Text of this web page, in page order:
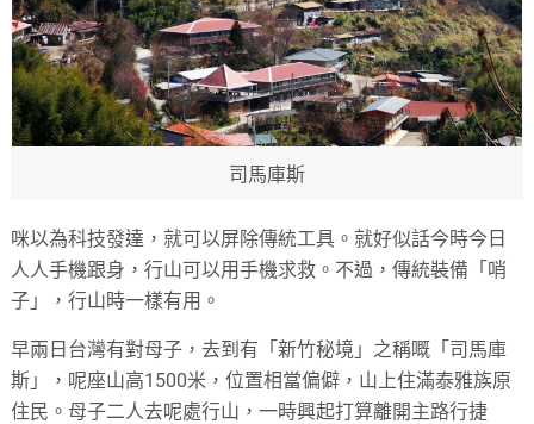
司馬庫斯
咪以為科技發達，就可以屏除傳統工具。就好似話今時今日
人人手機跟身，行山可以用手機求救。不過，傳統裝備「哨
子」，行山時一樣有用。
早兩日台灣有對母子，去到有「新竹秘境」之稱嘅「司馬庫
斯」，呢座山高1500米，位置相當偏僻，山上住滿泰雅族原
住民。母子二人去呢處行山，一時興起打算離開主路行捷